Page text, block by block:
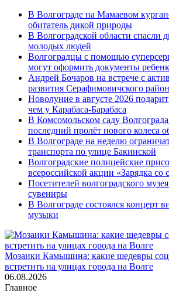
В Волгограде на Мамаевом
обитатель дикой природы
В Волгоградской области спасли
молодых людей
Волгоградцы с помощью
могут оформить документы
Андрей Бочаров на встрече с
развития Серафимовичского
Новолуние в августе 2026
чем у Карабаса-Барабаса
В Комсомольском саду
последний пролёт нового колеса
В Волгограде на неделю
транспорта по улице Бакинской
Волгоградские полицейские
всероссийской акции «Зарядка со
Посетителей волгоградского
сувениры
В Волгограде состоялся концерт
музыки
Мозаики Камышина: какие шедевры
встретить на улицах города на Волге
06.08.2026
Главное